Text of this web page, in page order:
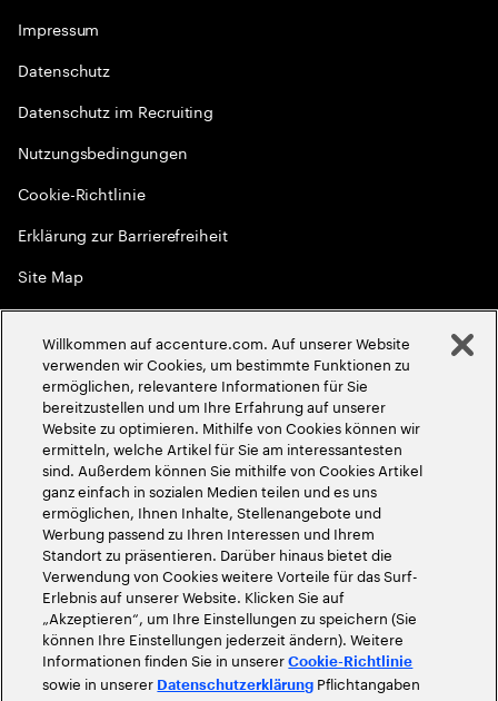
Impressum
Datenschutz
Datenschutz im Recruiting
Nutzungsbedingungen
Cookie-Richtlinie
Erklärung zur Barrierefreiheit
Site Map
Globale Meritokratie
2026Accenture. Alle Rechte vorbehalten
Willkommen auf accenture.com. Auf unserer Website
verwenden wir Cookies, um bestimmte Funktionen zu
ermöglichen, relevantere Informationen für Sie
bereitzustellen und um Ihre Erfahrung auf unserer
Website zu optimieren. Mithilfe von Cookies können wir
ermitteln, welche Artikel für Sie am interessantesten
sind. Außerdem können Sie mithilfe von Cookies Artikel
ganz einfach in sozialen Medien teilen und es uns
ermöglichen, Ihnen Inhalte, Stellenangebote und
Werbung passend zu Ihren Interessen und Ihrem
Standort zu präsentieren. Darüber hinaus bietet die
Verwendung von Cookies weitere Vorteile für das Surf-
Erlebnis auf unserer Website. Klicken Sie auf
„Akzeptieren“, um Ihre Einstellungen zu speichern (Sie
können Ihre Einstellungen jederzeit ändern). Weitere
Informationen finden Sie in unsererCookie-Richtlinie
sowie in unserer Datenschutzerklärung Pflichtangaben